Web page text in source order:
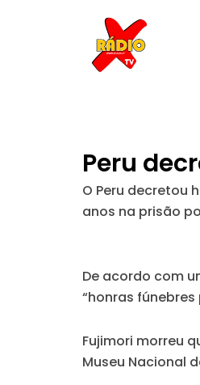
Peru
O Peru decretou
anos na prisão
De acordo com
“honras
Fujimori morreu
Museu Nacional